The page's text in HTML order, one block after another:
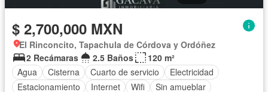
$ 2,700,000 MXN
El Rinconcito, Tapachula de Córdova y Ordóñez
2 Recámaras
2.5 Baños
120 m²
Agua
Cisterna Cuarto de servicio
Electricidad
Estacionamiento
Internet Wifi Sin amueblar